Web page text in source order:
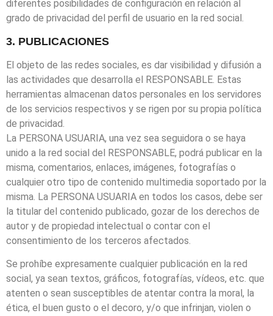
diferentes posibilidades de configuración en relación al
grado de privacidad del perfil de usuario en la red social.
3. PUBLICACIONES
El objeto de las redes sociales, es dar visibilidad y difusión a
las actividades que desarrolla el RESPONSABLE. Estas
herramientas almacenan datos personales en los servidores
de los servicios respectivos y se rigen por su propia política
de privacidad.
La PERSONA USUARIA, una vez sea seguidora o se haya
unido a la red social del RESPONSABLE, podrá publicar en la
misma, comentarios, enlaces, imágenes, fotografías o
cualquier otro tipo de contenido multimedia soportado por la
misma. La PERSONA USUARIA en todos los casos, debe ser
la titular del contenido publicado, gozar de los derechos de
autor y de propiedad intelectual o contar con el
consentimiento de los terceros afectados.
Se prohíbe expresamente cualquier publicación en la red
social, ya sean textos, gráficos, fotografías, vídeos, etc. que
atenten o sean susceptibles de atentar contra la moral, la
ética, el buen gusto o el decoro, y/o que infrinjan, violen o